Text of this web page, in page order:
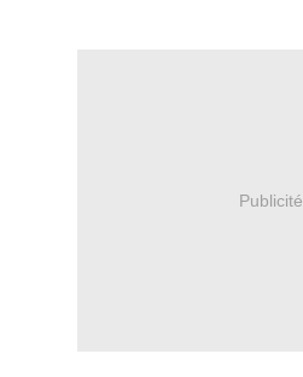
Publicité